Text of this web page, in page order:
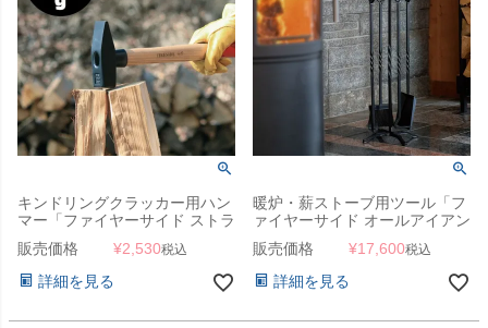
キンドリングクラッカー用ハン
マー「ファイヤーサイド ストラ
イカー 800」
販売価格 ¥2,530税込
詳細を見る
暖炉・薪ストーブ用ツール「フ
ァイヤーサイド オールアイアン
ツールセット」
販売価格 ¥17,600税込
詳細を見る